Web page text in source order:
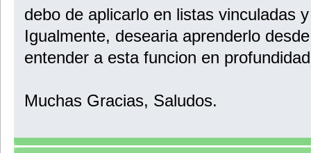
debo de aplicarlo en listas vinculadas
Igualmente, desearia aprenderlo
entender a esta funcion en
Muchas Gracias, Saludos.